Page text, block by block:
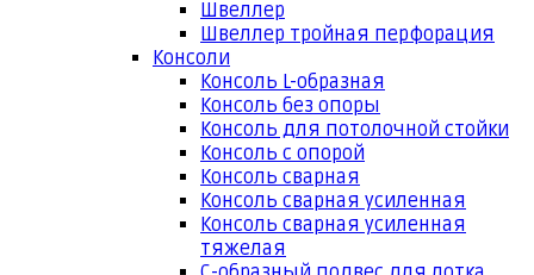
Швеллер
Швеллер тройная перфорация
Консоли
Консоль L-образная
Консоль без опоры
Консоль для потолочной стойки
Консоль с опорой
Консоль сварная
Консоль сварная усиленная
Консоль сварная усиленная
тяжелая